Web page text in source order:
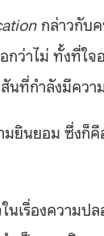
กล่าวกับค
ว่าไม่ ทั้งที่ใจ
นที่กำลังมีคว
มยินยอม ซึ่งก็
นเรื่องความ